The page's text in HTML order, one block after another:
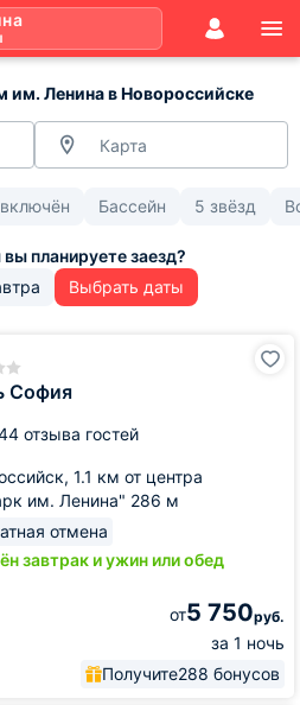
им. Ленина в Новороссийске
Карта
Бассейн 5 звёзд
Выбрать даты
София
отзыва гостей
1.1 км от центра
им. Ленина" 286 м
отмена
завтрак и ужин или обед
от5 750руб.
за 1 ночь
Получите288 бонусов